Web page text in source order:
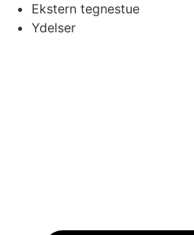
Ekstern tegnestue
Ydelser